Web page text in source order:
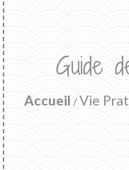
Guide
Accueil /Vie